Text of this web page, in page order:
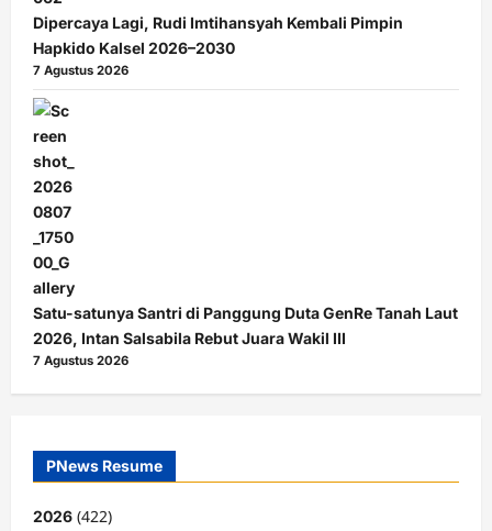
Dipercaya Lagi, Rudi Imtihansyah Kembali Pimpin
Hapkido Kalsel 2026–2030
7 Agustus 2026
Satu-satunya Santri di Panggung Duta GenRe Tanah Laut
2026, Intan Salsabila Rebut Juara Wakil III
7 Agustus 2026
PNews Resume
2026 (422)